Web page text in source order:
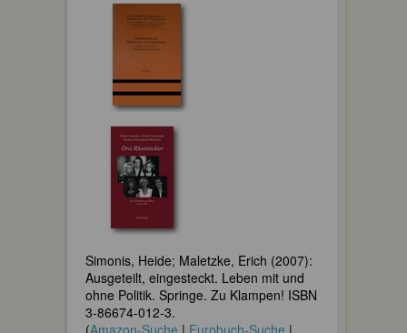
Simonis, Heide; Maletzke, Erich (2007):
Ausgeteilt, eingesteckt. Leben mit und
ohne Politik. Springe. Zu Klampen! ISBN
3-86674-012-3.
(Amazon-Suche | Eurobuch-Suche |